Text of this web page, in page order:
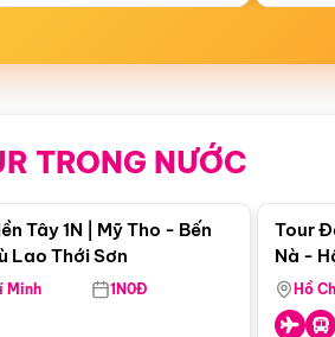
TRONG NƯỚC
Điểm nổi bật
Tây 1N | Mỹ Tho - Bến
Lao Thới Sơn
Minh 1N0Đ
Tour
Nà -
Nha
Hồ